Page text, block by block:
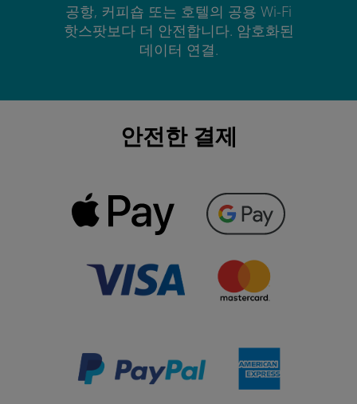
공항, 커피숍 또는 호텔의 공용 Wi-Fi
핫스팟보다 더 안전합니다. 암호화된
데이터 연결.
안전한 결제